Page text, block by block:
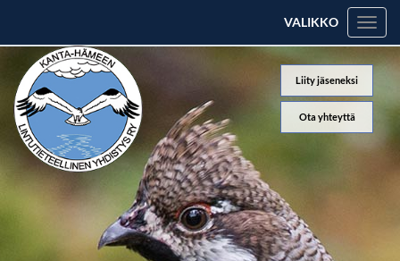
VALIKKO
Liity jäseneksi
Ota yhteyttä